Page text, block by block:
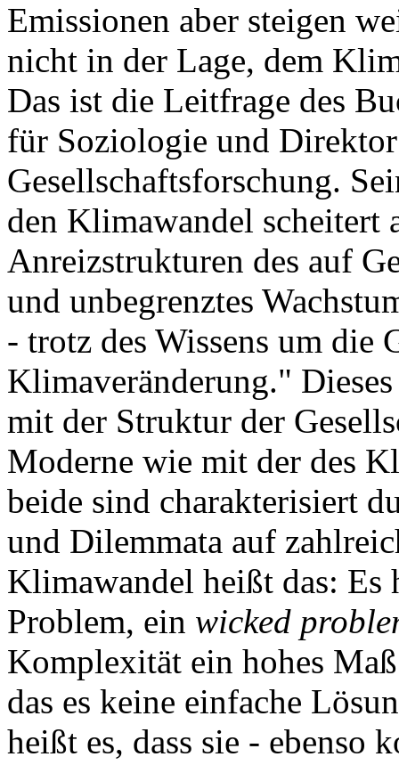
Emissionen aber steigen
nicht in der Lage, dem
Das ist die Leitfrage des
für Soziologie und
Gesellschaftsforschung.
den Klimawandel scheitert
Anreizstrukturen des auf
und unbegrenztes
- trotz des Wissens um die
Klimaveränderung."
mit der Struktur der
Moderne wie mit der des
beide sind charakterisiert
und Dilemmata auf
Klimawandel heißt das: Es
Problem, ein wicked
Komplexität ein hohes
das es keine einfache
heißt es, dass sie - ebenso